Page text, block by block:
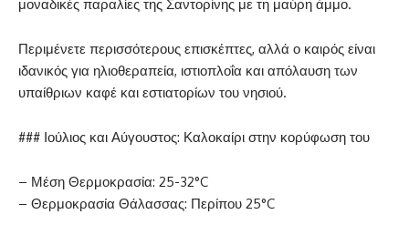
μοναδικές παραλίες της Σαντορίνης με τη μαύρη άμμο.
Περιμένετε περισσότερους επισκέπτες, αλλά ο καιρός είναι
ιδανικός για ηλιοθεραπεία, ιστιοπλοΐα και απόλαυση των
υπαίθριων καφέ και εστιατορίων του νησιού.
### Ιούλιος και Αύγουστος: Καλοκαίρι στην κορύφωση του
– Μέση Θερμοκρασία: 25-32°C
– Θερμοκρασία Θάλασσας: Περίπου 25°C